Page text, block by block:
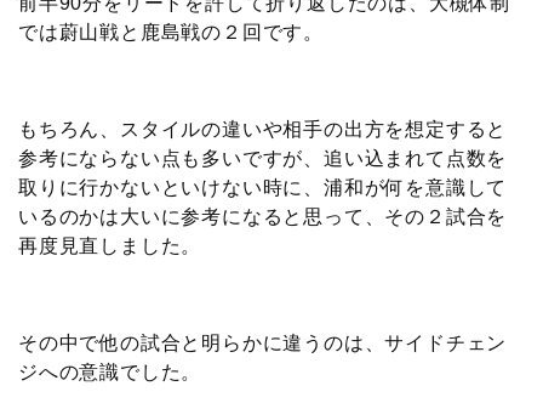
では蔚山戦と鹿島戦の２回です。
もちろん、スタイルの違いや相手の出方を想定すると
参考にならない点も多いですが、追い込まれて点数を
取りに行かないといけない時に、浦和が何を意識して
いるのかは大いに参考になると思って、その２試合を
再度見直しました。
その中で他の試合と明らかに違うのは、サイドチェン
ジへの意識でした。